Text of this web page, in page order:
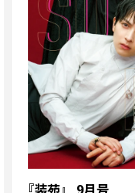
『装苑』 9月号